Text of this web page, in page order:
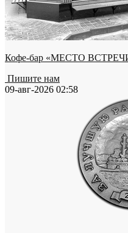
Кофе-бар «МЕСТО
Пишите нам
09-авг-2026 02:58